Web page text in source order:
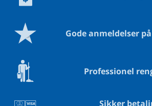
Gode anmeldelser
Professionel
Sikker